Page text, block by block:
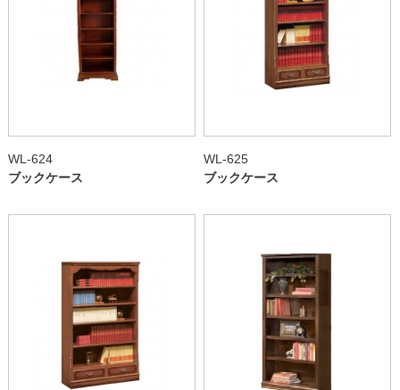
WL-624
ブックケース
WL-625
ブックケース